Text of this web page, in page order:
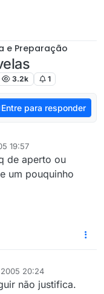
e Preparação
3.2k 1
Entre para responder
19:57
de aperto ou
um pouquinho
20:24
não justifica.